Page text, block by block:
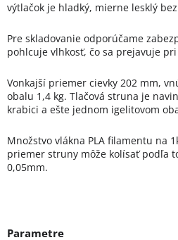
výtlačok je hladký, mierne lesklý
Pre skladovanie odporúčame
pohlcuje vlhkosť, čo sa prejavuje
Vonkajší priemer cievky 202 mm,
obalu 1,4 kg. Tlačová struna je
krabici a ešte jednom igelitovom
Množstvo vlákna PLA filamentu na
priemer struny môže kolísať podľa
0,05mm.